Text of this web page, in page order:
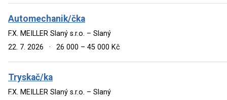
Automechanik/čka
F.X. MEILLER Slaný s.r.o. – Slaný
22. 7. 2026
· 26 000 – 45 000 Kč
Tryskač/ka
F.X. MEILLER Slaný s.r.o. – Slaný